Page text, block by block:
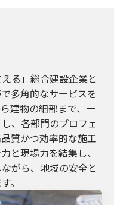
る」総合建設企業と
多角的なサービスを
建物の細部まで、一
、各部門のプロフェ
質かつ効率的な施工
と現場力を結集し、
がら、地域の安全と
。